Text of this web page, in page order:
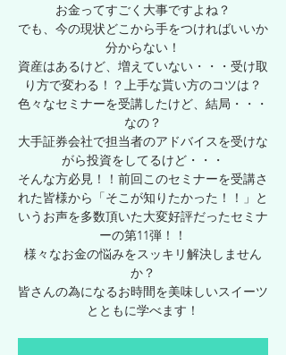
お金ってすごく大事ですよね？
でも、今の現状どこから手をつければいいか
分からない！
資産はあるけど、増えていない・・・受け取
り方で変わる！？上手な貰い方のコツは？
色々なセミナーを受講したけど、結局・・・
なの？
大手証券会社で担当者のアドバイスを受けな
がら投資をしてるけど・・・
そんな方必見！！前回このセミナーを受講さ
れた皆様から「そこが知りたかった！！」と
いうお声を多数頂いた大変好評だったセミナ
ーの第11弾！！
様々なお金の悩みをスッキリ解決しません
か？
皆さんの為になるお時間を美味しいスイーツ
とともに学べます！